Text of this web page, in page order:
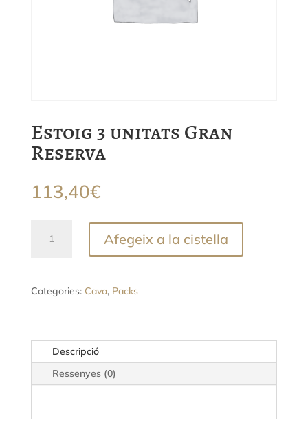
Estoig 3 unitats Gran
Reserva
113,40€
unitats
Afegeix a la cistella
Categories: Cava, Packs
Descripció
Ressenyes (0)